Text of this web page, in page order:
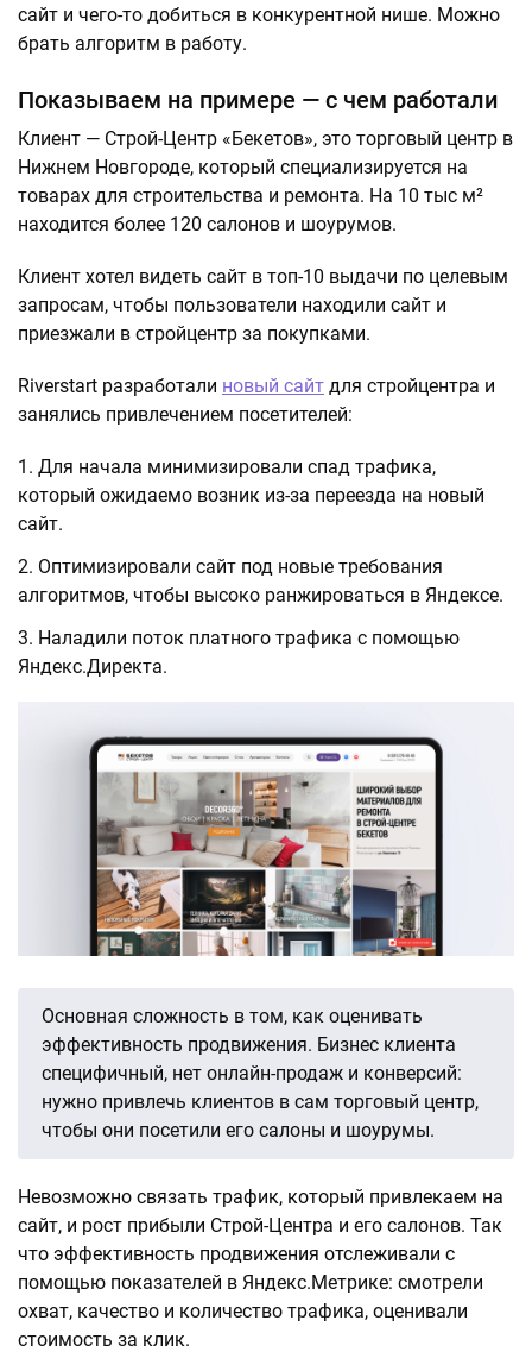
сайт и чего-то добиться в конкурентной нише. Можно
брать алгоритм в работу.
Показываем на примере — с чем работали
Клиент — Строй-Центр «Бекетов», это торговый центр в
Нижнем Новгороде, который специализируется на
товарах для строительства и ремонта. На 10 тыс м²
находится более 120 салонов и шоурумов.
Клиент хотел видеть сайт в топ-10 выдачи по целевым
запросам, чтобы пользователи находили сайт и
приезжали в стройцентр за покупками.
Riverstart разработали новый сайт для стройцентра и
занялись привлечением посетителей:
Для начала минимизировали спад трафика,
который ожидаемо возник из-за переезда на новый
сайт.
Оптимизировали сайт под новые требования
алгоритмов, чтобы высоко ранжироваться в Яндексе.
Наладили поток платного трафика с помощью
Яндекс.Директа.
Основная сложность в том, как оценивать
эффективность продвижения. Бизнес клиента
специфичный, нет онлайн-продаж и конверсий:
нужно привлечь клиентов в сам торговый центр,
чтобы они посетили его салоны и шоурумы.
Невозможно связать трафик, который привлекаем на
сайт, и рост прибыли Строй-Центра и его салонов. Так
что эффективность продвижения отслеживали с
помощью показателей в Яндекс.Метрике: смотрели
охват, качество и количество трафика, оценивали
стоимость за клик.